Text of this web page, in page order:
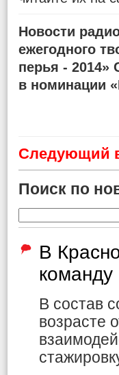
Новости
ежегодного
перья - 2014»
в номинации
Cледующий
Поиск по
В
команду
В состав
возрасте